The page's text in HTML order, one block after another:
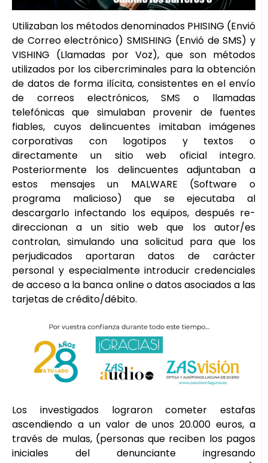
Utilizaban los métodos denominados PHISING (Envió
de Correo electrónico) SMISHING (Envió de SMS) y
VISHING (Llamadas por Voz), que son métodos
utilizados por los cibercriminales para la obtención
de datos de forma ilícita, consistentes en el envío
de correos electrónicos, SMS o llamadas
telefónicas que simulaban provenir de fuentes
fiables, cuyos delincuentes imitaban imágenes
corporativas con logotipos y textos o
directamente un sitio web oficial integro.
Posteriormente los delincuentes adjuntaban a
estos mensajes un MALWARE (Software o
programa malicioso) que se ejecutaba al
descargarlo infectando los equipos, después re-
direccionan a un sitio web que los autor/es
controlan, simulando una solicitud para que los
perjudicados aportaran datos de carácter
personal y especialmente introducir credenciales
de acceso a la banca online o datos asociados a las
tarjetas de crédito/débito.
Los investigados lograron cometer estafas
ascendiendo a un valor de unos 20.000 euros, a
través de mulas, (personas que reciben los pagos
iniciales del denunciante ingresando